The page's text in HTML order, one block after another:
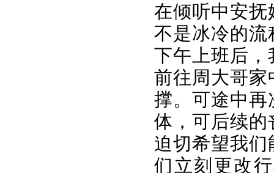
在倾听中安
不是冰冷的
下午上班后
前往周大哥
撑。可途中
体，可后续
迫切希望我
们立刻更改